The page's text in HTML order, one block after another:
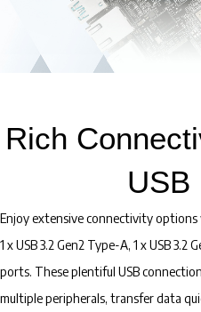
Rich
USB
Enjoy extensive connectivity
1 x USB 3.2 Gen2 Type-A, 1 x USB 3.2
ports. These plentiful USB
multiple peripherals, transfer data